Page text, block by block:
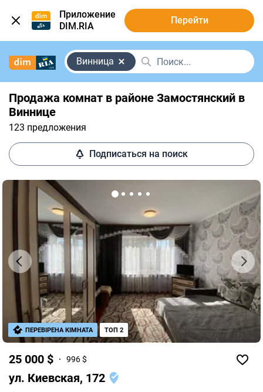
Приложение
DIM.RIA
Перейти
Винница
Продажа комнат в районе Замостянский в
Виннице
123 предложения
Подписаться на поиск
25 000 $ 996 $
ул. Киевская, 172
ПЕРЕВІРЕНА КІМНАТА ТОП 2